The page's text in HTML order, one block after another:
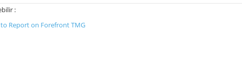
:
to Report on Forefront TMG